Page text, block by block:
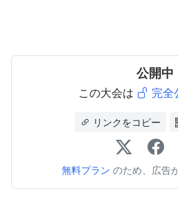
公開中
この大会は 完全
リンクをコピー
無料プラン のため、広告